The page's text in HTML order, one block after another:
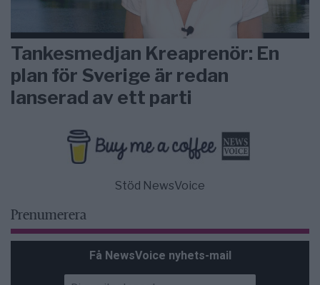
Tankesmedjan Kreaprenör: En
plan för Sverige är redan
lanserad av ett parti
Stöd NewsVoice
Prenumerera
Få NewsVoice nyhets-mail